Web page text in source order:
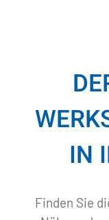
IN
Finden Sie